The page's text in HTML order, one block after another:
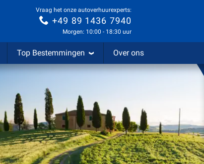
Vraag het onze autoverhuurexperts:
+49 89 1436 7940
Morgen: 10:00 - 18:30 uur
Top Bestemmingen Over ons